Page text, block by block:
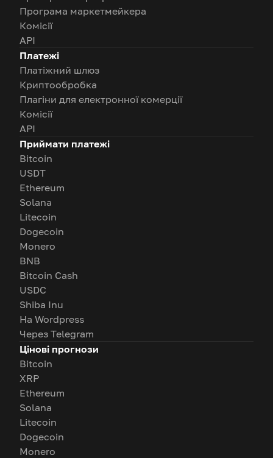
Програма маркетмейкера
Комісії
API
Платежі
Платіжний шлюз
Криптообробка
Плагіни для електронної комерції
Комісії
API
Приймати платежі
Bitcoin
USDT
Ethereum
Solana
Litecoin
Dogecoin
Monero
BNB
Bitcoin Cash
USDC
Shiba Inu
На Wordpress
Через Telegram
Цінові прогнози
Bitcoin
XRP
Ethereum
Solana
Litecoin
Dogecoin
Monero